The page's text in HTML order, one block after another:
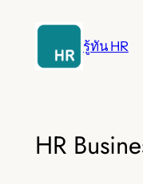
รู้ทัน HR
HR